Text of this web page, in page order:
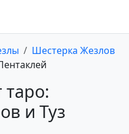
Шестерка Жезлов
таро:
и Туз